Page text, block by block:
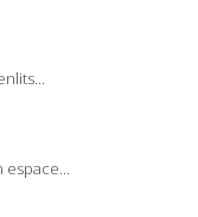
espace...